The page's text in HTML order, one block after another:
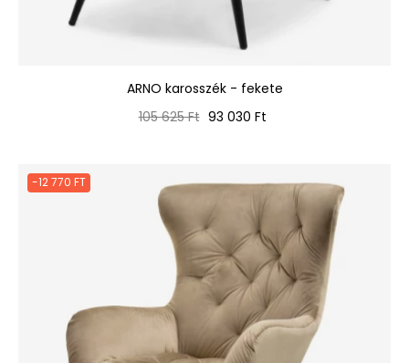
ARNO karosszék - fekete
Normál
105 625 Ft Ár
93 030 Ft
-12 770 FT